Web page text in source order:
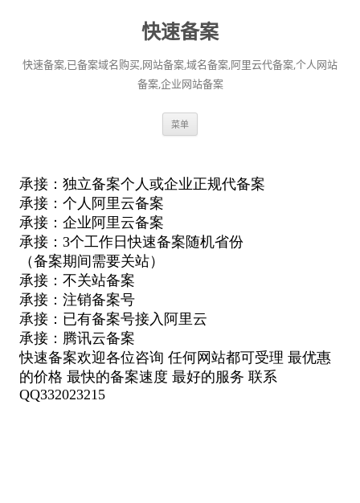
快速备案
快速备案,已备案域名购买,网站备案,域名备案,阿里云代备案,个人网站
备案,企业网站备案
菜单